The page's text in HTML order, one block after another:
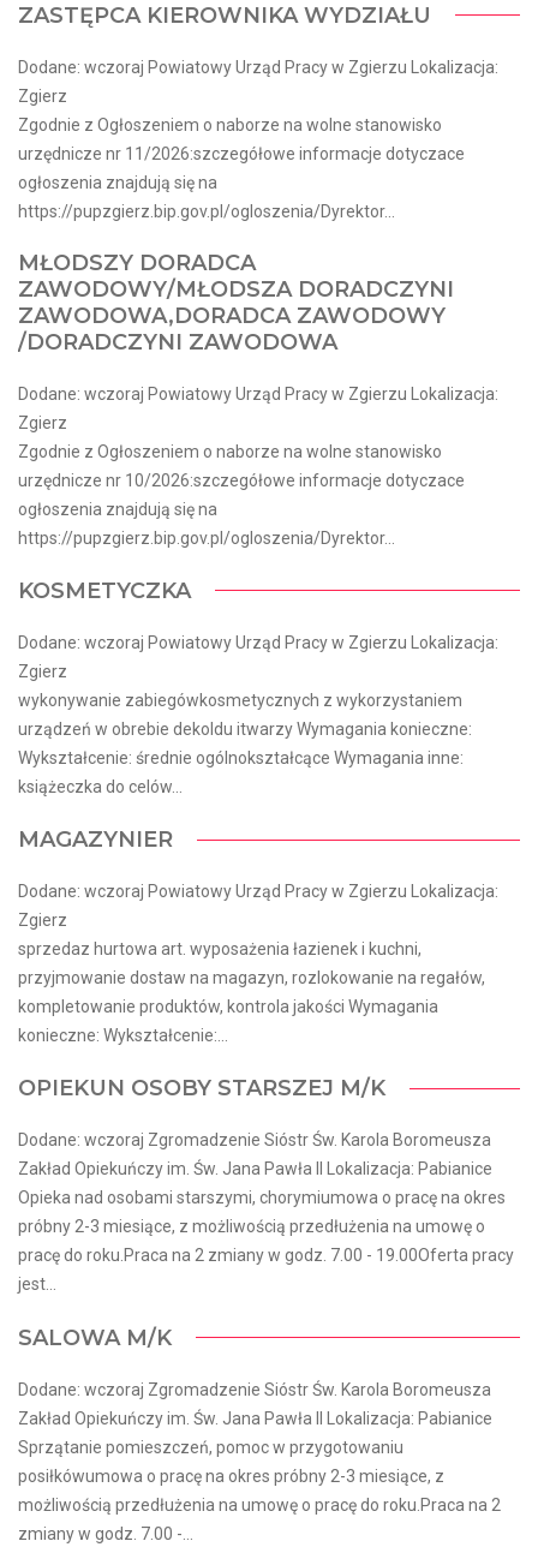
ZASTĘPCA KIEROWNIKA WYDZIAŁU
Dodane: wczoraj Powiatowy Urząd Pracy w Zgierzu Lokalizacja:
Zgierz
Zgodnie z Ogłoszeniem o naborze na wolne stanowisko
urzędnicze nr 11/2026:szczegółowe informacje dotyczace
ogłoszenia znajdują się na
https://pupzgierz.bip.gov.pl/ogloszenia/Dyrektor...
MŁODSZY DORADCA
ZAWODOWY/MŁODSZA DORADCZYNI
ZAWODOWA,DORADCA ZAWODOWY
/DORADCZYNI ZAWODOWA
Dodane: wczoraj Powiatowy Urząd Pracy w Zgierzu Lokalizacja:
Zgierz
Zgodnie z Ogłoszeniem o naborze na wolne stanowisko
urzędnicze nr 10/2026:szczegółowe informacje dotyczace
ogłoszenia znajdują się na
https://pupzgierz.bip.gov.pl/ogloszenia/Dyrektor...
KOSMETYCZKA
Dodane: wczoraj Powiatowy Urząd Pracy w Zgierzu Lokalizacja:
Zgierz
wykonywanie zabiegówkosmetycznych z wykorzystaniem
urządzeń w obrebie dekoldu itwarzy Wymagania konieczne:
Wykształcenie: średnie ogólnokształcące Wymagania inne:
książeczka do celów...
MAGAZYNIER
Dodane: wczoraj Powiatowy Urząd Pracy w Zgierzu Lokalizacja:
Zgierz
sprzedaz hurtowa art. wyposażenia łazienek i kuchni,
przyjmowanie dostaw na magazyn, rozlokowanie na regałów,
kompletowanie produktów, kontrola jakości Wymagania
konieczne: Wykształcenie:...
OPIEKUN OSOBY STARSZEJ M/K
Dodane: wczoraj Zgromadzenie Sióstr Św. Karola Boromeusza
Zakład Opiekuńczy im. Św. Jana Pawła II Lokalizacja: Pabianice
Opieka nad osobami starszymi, chorymiumowa o pracę na okres
próbny 2-3 miesiące, z możliwością przedłużenia na umowę o
pracę do roku.Praca na 2 zmiany w godz. 7.00 - 19.00Oferta pracy
jest...
SALOWA M/K
Dodane: wczoraj Zgromadzenie Sióstr Św. Karola Boromeusza
Zakład Opiekuńczy im. Św. Jana Pawła II Lokalizacja: Pabianice
Sprzątanie pomieszczeń, pomoc w przygotowaniu
posiłkówumowa o pracę na okres próbny 2-3 miesiące, z
możliwością przedłużenia na umowę o pracę do roku.Praca na 2
zmiany w godz. 7.00 -...